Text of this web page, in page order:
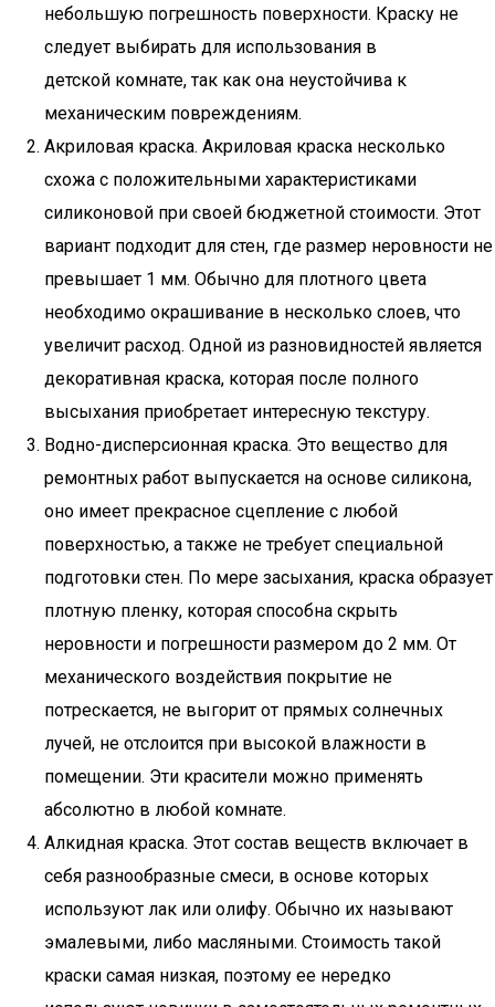
небольшую погрешность поверхности. Краску не
следует выбирать для использования в
детской комнате, так как она неустойчива к
механическим повреждениям.
Акриловая краска. Акриловая краска несколько
схожа с положительными характеристиками
силиконовой при своей бюджетной стоимости. Этот
вариант подходит для стен, где размер неровности не
превышает 1 мм. Обычно для плотного цвета
необходимо окрашивание в несколько слоев, что
увеличит расход. Одной из разновидностей является
декоративная краска, которая после полного
высыхания приобретает интересную текстуру.
Водно-дисперсионная краска. Это вещество для
ремонтных работ выпускается на основе силикона,
оно имеет прекрасное сцепление с любой
поверхностью, а также не требует специальной
подготовки стен. По мере засыхания, краска образует
плотную пленку, которая способна скрыть
неровности и погрешности размером до 2 мм. От
механического воздействия покрытие не
потрескается, не выгорит от прямых солнечных
лучей, не отслоится при высокой влажности в
помещении. Эти красители можно применять
абсолютно в любой комнате.
Алкидная краска. Этот состав веществ включает в
себя разнообразные смеси, в основе которых
используют лак или олифу. Обычно их называют
эмалевыми, либо масляными. Стоимость такой
краски самая низкая, поэтому ее нередко